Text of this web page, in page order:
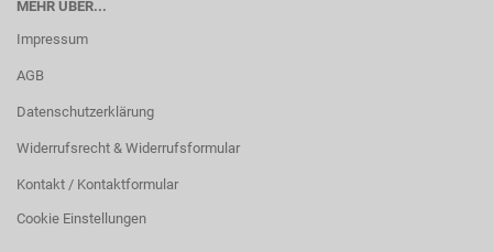
MEHR ÜBER...
Impressum
AGB
Datenschutzerklärung
Widerrufsrecht & Widerrufsformular
Kontakt / Kontaktformular
Cookie Einstellungen